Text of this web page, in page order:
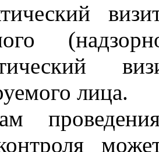
лица.